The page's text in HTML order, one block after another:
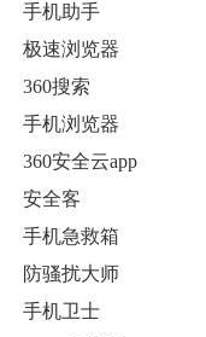
手机助手
极速浏览器
360搜索
手机浏览器
360安全云app
安全客
手机急救箱
防骚扰大师
手机卫士